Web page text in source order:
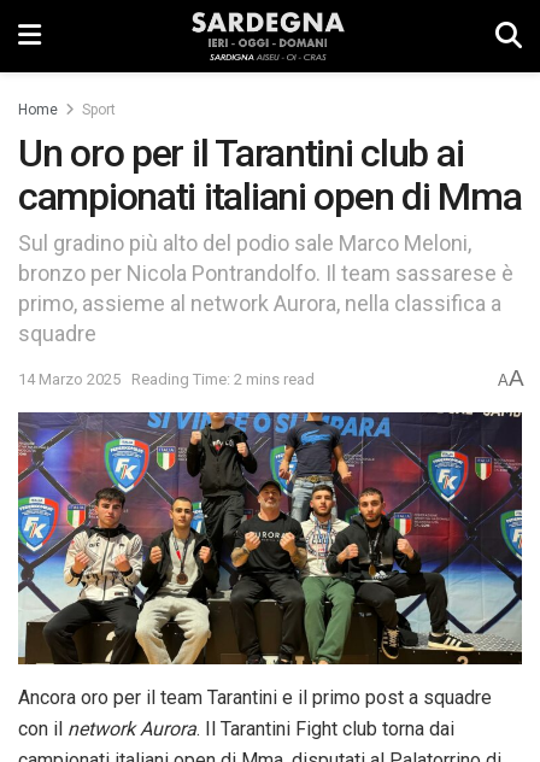
Home Sport
Un oro per il Tarantini club ai
campionati italiani open di Mma
Sul gradino più alto del podio sale Marco Meloni,
bronzo per Nicola Pontrandolfo. Il team sassarese è
primo, assieme al network Aurora, nella classifica a
squadre
14 Marzo 2025 Reading Time: 2 mins read AA
Ancora oro per il team Tarantini e il primo post a squadre
con il network Aurora. Il Tarantini Fight club torna dai